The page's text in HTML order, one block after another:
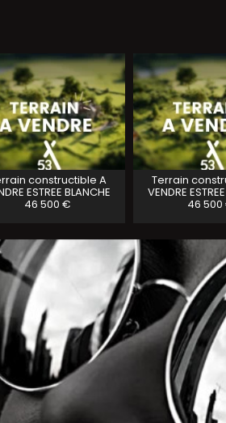
constructible A
ESTREE BLANCHE
46 500 €
Terrain
VENDRE
46